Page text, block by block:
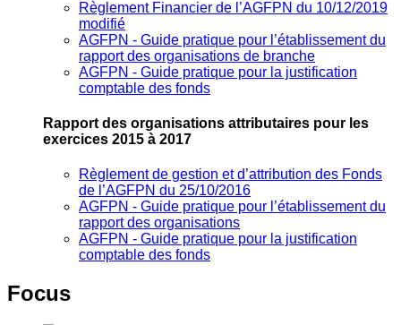
Règlement Financier de l’AGFPN du 10/12/2019
modifié
AGFPN ‐ Guide pratique pour l’établissement du
rapport des organisations de branche
AGFPN ‐ Guide pratique pour la justification
comptable des fonds
Rapport des organisations attributaires pour les
exercices 2015 à 2017
Règlement de gestion et d’attribution des Fonds
de l’AGFPN du 25/10/2016
AGFPN ‐ Guide pratique pour l’établissement du
rapport des organisations
AGFPN ‐ Guide pratique pour la justification
comptable des fonds
Focus